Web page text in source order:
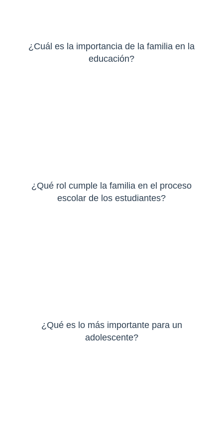
¿Cuál es la importancia de la familia en la
educación?
¿Qué rol cumple la familia en el proceso
escolar de los estudiantes?
¿Qué es lo más importante para un
adolescente?